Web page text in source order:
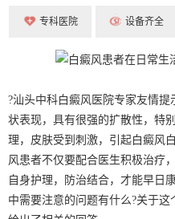
专科医院 设备齐全
?汕头中科白癜风医院专家友情
状表现，具有很强的扩散性，特
理，皮肤受到刺激，引起白癜风
风患者不仅要配合医生积极治疗
自身护理，防治结合，才能早日
中需要注意的问题有什么?关于